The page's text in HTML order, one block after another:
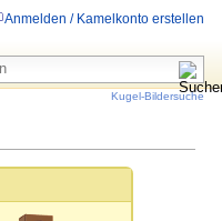
Anmelden / Kamelkonto erstellen
Kugel-Bildersuche